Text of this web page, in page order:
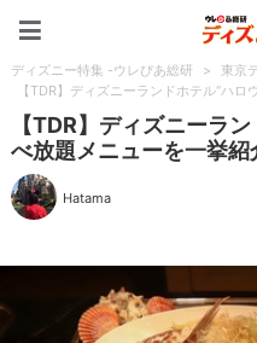
ディズニー特集 -ウレぴあ総研 > 東京
【TDR】ディズニーランドホテル“ハ
【TDR】ディズニーラ
べ放題メニューを一挙紹
Hatama